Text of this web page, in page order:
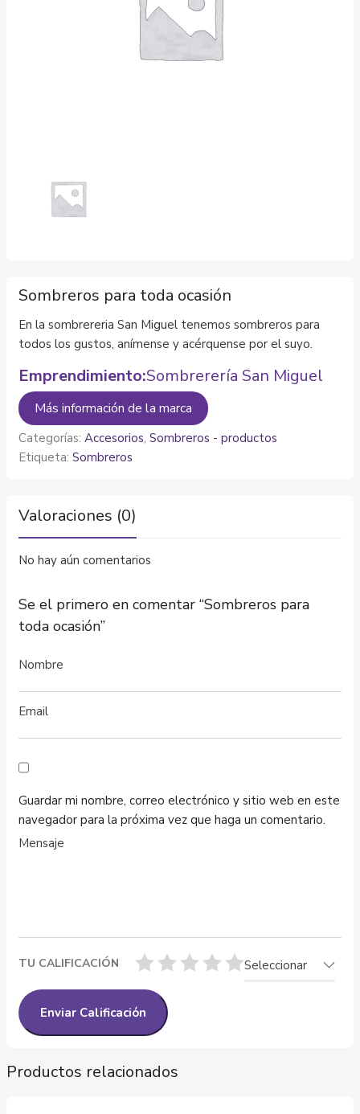
Sombreros para toda ocasión
En la sombrereria San Miguel tenemos sombreros para
todos los gustos, anímense y acérquense por el suyo.
Emprendimiento:Sombrerería San Miguel
Más información de la marca
Categorías: Accesorios, Sombreros - productos
Etiqueta: Sombreros
Valoraciones (0)
No hay aún comentarios
Se el primero en comentar “Sombreros para
toda ocasión”
Guardar mi nombre, correo electrónico y sitio web en este
navegador para la próxima vez que haga un comentario.
TU CALIFICACIÓN Seleccionar
Productos relacionados